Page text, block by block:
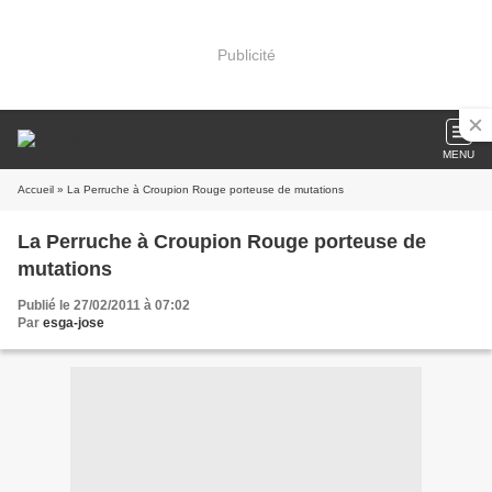
Publicité
MENU
Accueil » La Perruche à Croupion Rouge porteuse de mutations
La Perruche à Croupion Rouge porteuse de
mutations
Publié le 27/02/2011 à 07:02
Par esga-jose